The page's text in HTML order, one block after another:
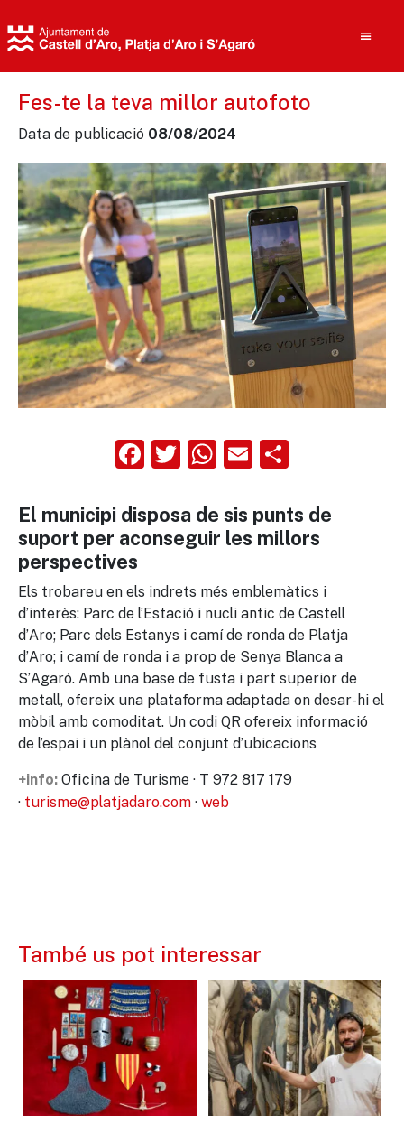
Fes-te la teva millor autofoto
Data de publicació 08/08/2024
Facebook
Twitter
WhatsApp
Email
El municipi disposa de sis punts de
suport per aconseguir les millors
perspectives
Els trobareu en els indrets més emblemàtics i
d’interès: Parc de l’Estació i nucli antic de Castell
d’Aro; Parc dels Estanys i camí de ronda de Platja
d’Aro; i camí de ronda i a prop de Senya Blanca a
S’Agaró. Amb una base de fusta i part superior de
metall, ofereix una plataforma adaptada on desar-hi el
mòbil amb comoditat. Un codi QR ofereix informació
de l’espai i un plànol del conjunt d’ubicacions
+info: Oficina de Turisme · T 972 817 179
· turisme@platjadaro.com · web
També us pot interessar